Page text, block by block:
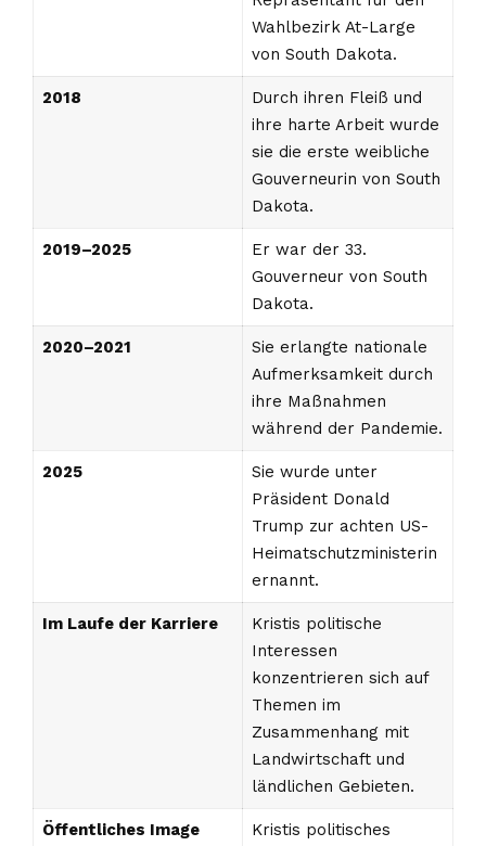
Wahlbezirk At-Large
von South Dakota.
2018
Durch ihren Fleiß und
ihre harte Arbeit wurde
sie die erste weibliche
Gouverneurin von South
Dakota.
2019–2025
Er war der 33.
Gouverneur von South
Dakota.
2020–2021
Sie erlangte nationale
Aufmerksamkeit durch
ihre Maßnahmen
während der Pandemie.
2025
Sie wurde unter
Präsident Donald
Trump zur achten US-
Heimatschutzministerin
ernannt.
Im Laufe der Karriere
Kristis politische
Interessen
konzentrieren sich auf
Themen im
Zusammenhang mit
Landwirtschaft und
ländlichen Gebieten.
Öffentliches Image
Kristis politisches